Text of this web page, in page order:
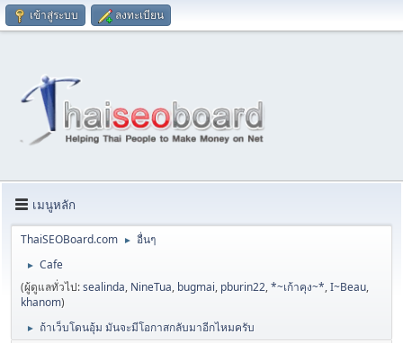
เข้าสู่ระบบ ลงทะเบียน
เมนูหลัก
ThaiSEOBoard.com ► อื่นๆ
►
Cafe
(ผู้ดูแลทั่วไป:sealinda, NineTua, bugmai, pburin22,*~เก้าคุง~*,I~Beau,
khanom)
► ถ้าเว็บโดนอุ้ม มันจะมีโอกาสกลับมาอีกไหมครับ